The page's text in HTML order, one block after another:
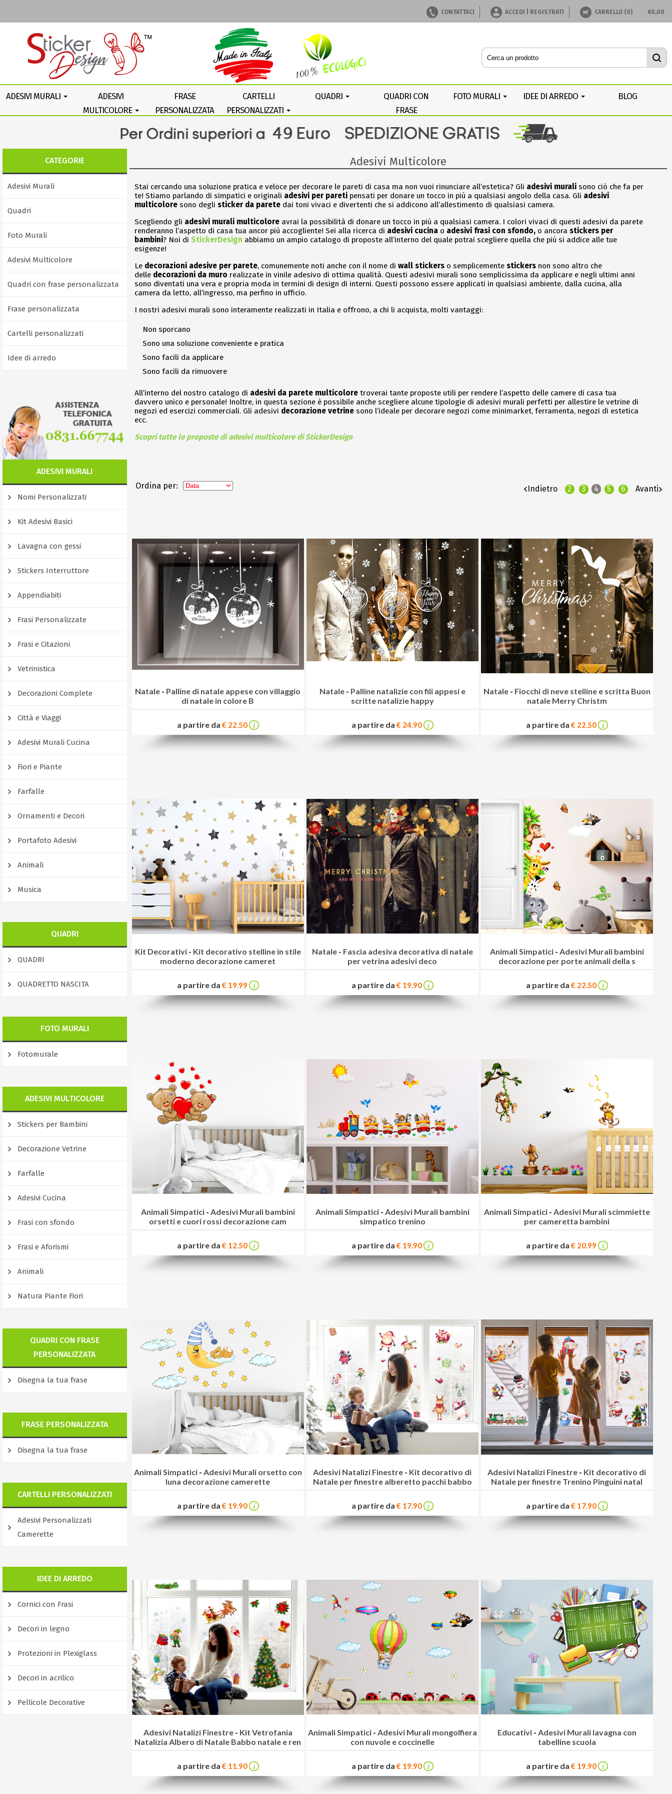
CATEGORIE
Adesivi Murali
Quadri
Foto Murali
Adesivi Multicolore
Quadri con frase personalizzata
Frase personalizzata
Cartelli personalizzati
Idee di arredo
ADESIVI MURALI
Nomi Personalizzati
Kit Adesivi Basici
Lavagna con gessi
Stickers Interruttore
Appendiabiti
Frasi Personalizzate
Frasi e Citazioni
Vetrinistica
Decorazioni Complete
Città e Viaggi
Adesivi Murali Cucina
Fiori e Piante
Farfalle
Ornamenti e Decori
Portafoto Adesivi
Animali
Musica
QUADRI
QUADRI
QUADRETTO NASCITA
FOTO MURALI
Fotomurale
ADESIVI MULTICOLORE
Stickers per Bambini
Decorazione Vetrine
Farfalle
Adesivi Cucina
Frasi con sfondo
Frasi e Aforismi
Animali
Natura Piante Fiori
QUADRI CON FRASE
PERSONALIZZATA
Disegna la tua frase
FRASE PERSONALIZZATA
Disegna la tua frase
CARTELLI PERSONALIZZATI
Adesivi Personalizzati
Camerette
IDEE DI ARREDO
Cornici con Frasi
Decori in legno
Protezioni in Plexiglass
Decori in acrilico
Pellicole Decorative
Adesivi Multicolore
Stai cercando una soluzione pratica e veloce per decorare le pareti di casa ma non vuoi rinunciare all’estetica? Gli adesivi muralisono ciò che fa per
te! Stiamo parlando di simpatici e originali adesivi per paretipensati per donare un tocco in più a qualsiasi angolo della casa. Gli adesivi
multicoloresono degli sticker da paretedai toni vivaci e divertenti che si addicono all’allestimento di qualsiasi camera.
Scegliendo gli adesivi murali multicoloreavrai la possibilità di donare un tocco in più a qualsiasi camera. I colori vivaci di questi adesivi da parete
renderanno l’aspetto di casa tua ancor più accogliente! Sei alla ricerca di adesivi cucinao adesivi frasi con sfondo, o ancora stickers per
bambini? Noi di StickerDesign abbiamo un ampio catalogo di proposte all’interno del quale potrai scegliere quella che più si addice alle tue
esigenze!
Le decorazioni adesive per parete, comunemente noti anche con il nome di wall stickerso semplicemente stickersnon sono altro che
delle decorazioni da muro realizzate in vinile adesivo di ottima qualità. Questi adesivi murali sono semplicissima da applicare e negli ultimi anni
sono diventati una vera e propria moda in termini di design di interni. Questi possono essere applicati in qualsiasi ambiente, dalla cucina, alla
camera da letto, all’ingresso, ma perfino in ufficio.
I nostri adesivi murali sono interamente realizzati in Italia e offrono, a chi li acquista, molti vantaggi:
Non sporcano
Sono una soluzione conveniente e pratica
Sono facili da applicare
Sono facili da rimuovere
All’interno del nostro catalogo di adesivi da parete multicolore troverai tante proposte utili per rendere l’aspetto delle camere di casa tua
davvero unico e personale! Inoltre, in questa sezione è possibile anche scegliere alcune tipologie di adesivi murali perfetti per allestire le vetrine di
negozi ed esercizi commerciali. Gli adesivi decorazione vetrinesono l’ideale per decorare negozi come minimarket, ferramenta, negozi di estetica
ecc.
Scopri tutte le proposte di adesivi multicolore di StickerDesign
Ordina per: Indietro 2 3 4 5 6 Avanti
Natale - Palline di natale appese con villaggio
di natale in colore B
a partire da € 22.50
Natale - Palline natalizie con fili appesi e
scritte natalizie happy
a partire da € 24.90
Natale - Fiocchi di neve stelline e scritta Buon
natale Merry Christm
a partire da € 22.50
Kit Decorativi - Kit decorativo stelline in stile
moderno decorazione cameret
a partire da € 19.99
Natale - Fascia adesiva decorativa di natale
per vetrina adesivi deco
a partire da € 19.90
Animali Simpatici - Adesivi Murali bambini
decorazione per porte animali della s
a partire da € 22.50
Animali Simpatici - Adesivi Murali bambini
orsetti e cuori rossi decorazione cam
a partire da € 12.50
Animali Simpatici - Adesivi Murali bambini
simpatico trenino
a partire da € 19.90
Animali Simpatici - Adesivi Murali scimmiette
per cameretta bambini
a partire da € 20.99
Animali Simpatici - Adesivi Murali orsetto con
luna decorazione camerette
a partire da € 19.90
Adesivi Natalizi Finestre - Kit decorativo di
Natale per finestre alberetto pacchi babbo
a partire da € 17.90
Adesivi Natalizi Finestre - Kit decorativo di
Natale per finestre Trenino Pinguini natal
a partire da € 17.90
Adesivi Natalizi Finestre - Kit Vetrofania
Natalizia Albero di Natale Babbo natale e ren
a partire da € 11.90
Animali Simpatici - Adesivi Murali mongolfiera
con nuvole e coccinelle
a partire da € 19.90
Educativi - Adesivi Murali lavagna con
tabelline scuola
a partire da € 19.90
CONTATTACI ACCEDI | REGISTRATI CARRELLO (0) €0,00
ADESIVI MURALI
ADESIVI
MULTICOLORE
FRASE
PERSONALIZZATA
CARTELLI
PERSONALIZZATI
QUADRI
QUADRI CON
FRASE
PERSONALIZZATA
FOTO MURALI IDEE DI ARREDO BLOG